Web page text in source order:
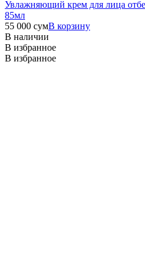
Увлажняющий крем для лица
85мл
55 000 сумВ корзину
В наличии
В избранное
В избранное